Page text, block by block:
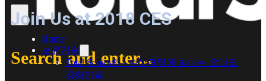
Search and enter...
Home
보유기술
Total Sonics® – 수상경력에 빛나는 오디오
강화기술
Join Us at 2018 CES